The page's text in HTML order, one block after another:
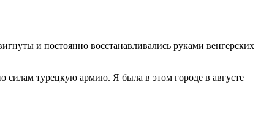
и постоянно восстанавливались руками венгерских
силам турецкую армию. Я была в этом городе в августе